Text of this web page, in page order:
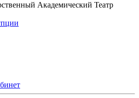
Академический Театр